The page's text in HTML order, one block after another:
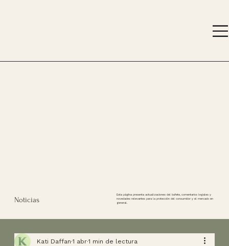
Noticias
Esta página presenta actualizaciones del bufete, comentarios legales y
novedades relevantes para la protección del consumidor y el mercado en
general.
Kati Daffan 1 abr 1 min de lectura